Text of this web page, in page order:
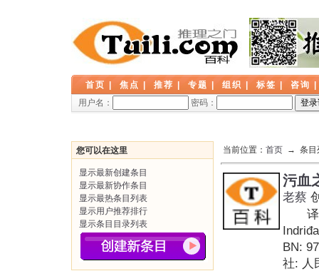
首页 焦点 推荐 专题 组织 标签 咨询
用户名：
密码：
您可以在这里
显示最新创建条目
显示最新协作条目
显示最热条目列表
显示用户推荐排行
显示条目目录列表
当前位置： 首页 → 条目
污血
老蔡
译
BN:
社: 人